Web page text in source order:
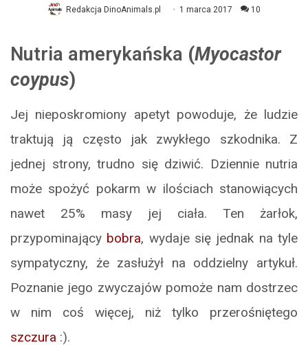
Redakcja DinoAnimals.pl 1 marca 2017 10
Nutria amerykańska (Myocastor
coypus)
Jej nieposkromiony apetyt powoduje, że ludzie
traktują ją często jak zwykłego szkodnika. Z
jednej strony, trudno się dziwić. Dziennie nutria
może spożyć pokarm w ilościach stanowiących
nawet 25% masy jej ciała. Ten żarłok,
przypominający bobra, wydaje się jednak na tyle
sympatyczny, że zasłużył na oddzielny artykuł.
Poznanie jego zwyczajów pomoże nam dostrzec
w nim coś więcej, niż tylko przerośniętego
szczura :).